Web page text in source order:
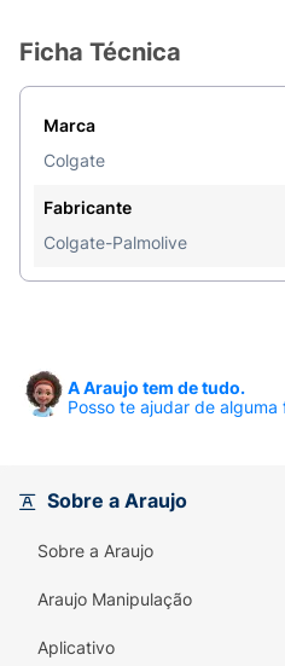
Ficha Técnica
Marca
Colgate
Fabricante
Colgate-Palmolive
A Araujo tem de tudo.
Posso te ajudar de alguma
Sobre a Araujo
Sobre a Araujo
Araujo Manipulação
Aplicativo